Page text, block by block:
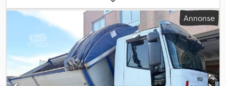
bakdekkstørrelse:24R20,5 XS Michelin, driftsvekt:22 000 kg,
maksimal hastighet:
40 km/t, Annonse